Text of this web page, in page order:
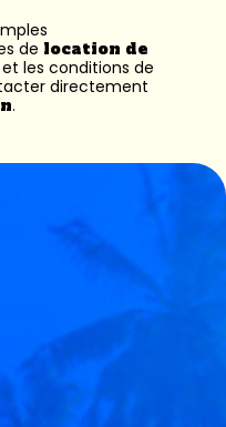
de location de
et les conditions de
directement
.